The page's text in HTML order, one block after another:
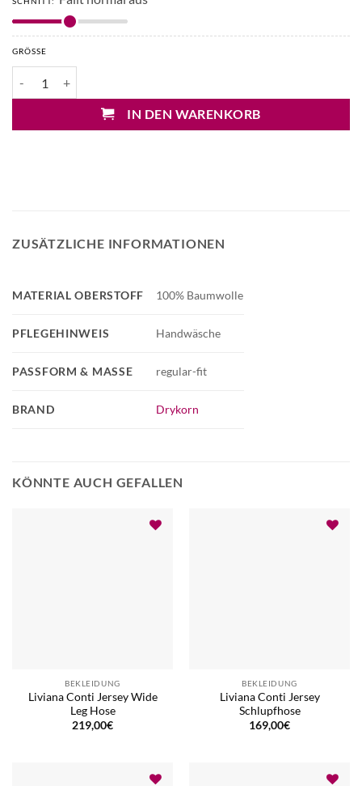
GRÖSSE
IN DEN WARENKORB
ZUSÄTZLICHE INFORMATIONEN
BRAND Drykorn
MATERIAL OBERSTOFF 100% Baumwolle
PFLEGEHINWEIS Handwäsche
PASSFORM & MASSE regular-fit
KÖNNTE AUCH GEFALLEN
BEKLEIDUNG
Liviana Conti Jersey Wide
Leg Hose
219,00€
BEKLEIDUNG
Liviana Conti Jersey
Schlupfhose
169,00€